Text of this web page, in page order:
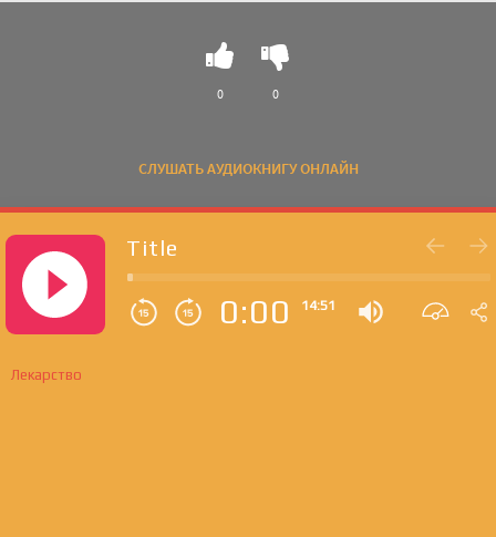
СЛУШАТЬ АУДИОКНИГУ ОНЛАЙН
0 0
Title
0:00 14:51
Лекарство